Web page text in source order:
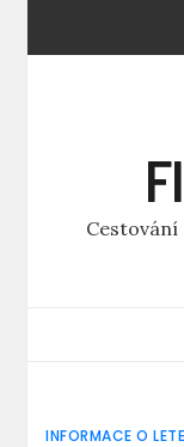
Cestování
INFORMACE O